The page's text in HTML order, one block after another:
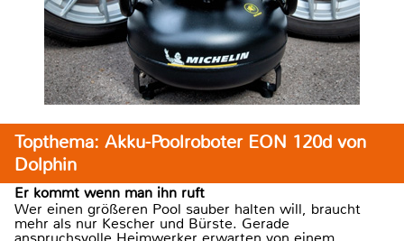
Topthema: Akku-Poolroboter EON 120d von
Dolphin
Er kommt wenn man ihn ruft
Wer einen größeren Pool sauber halten will, braucht
mehr als nur Kescher und Bürste. Gerade